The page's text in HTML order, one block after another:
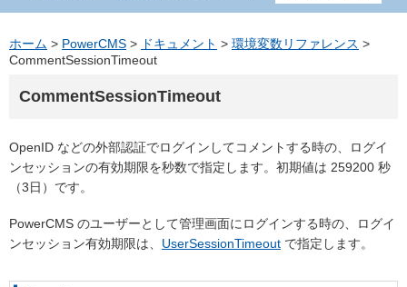
ホーム > PowerCMS > ドキュメント > 環境変数リファレンス >
CommentSessionTimeout
CommentSessionTimeout
OpenID などの外部認証でログインしてコメントする時の、ログイ
ンセッションの有効期限を秒数で指定します。初期値は 259200 秒
（3日）です。
PowerCMS のユーザーとして管理画面にログインする時の、ログイ
ンセッション有効期限は、 UserSessionTimeout で指定します。